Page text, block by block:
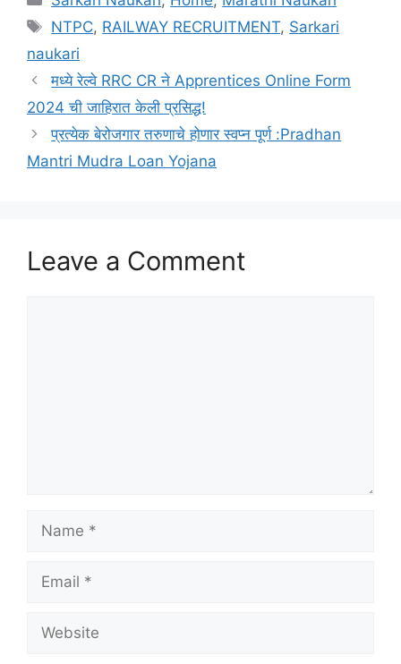
Tags
NTPC, RAILWAY RECRUITMENT, Sarkari
naukari
मध्ये रेल्वे RRC CR ने Apprentices Online Form
2024 ची जाहिरात केली प्रसिद्ध!
प्रत्येक बेरोजगार तरुणाचे होणार स्वप्न पूर्ण :Pradhan
Mantri Mudra Loan Yojana
Leave a Comment
Name
Email
Website